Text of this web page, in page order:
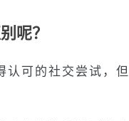
呢？
认可的社交尝试，但